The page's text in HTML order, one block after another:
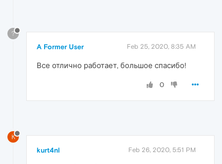
?
A Former User Feb 25, 2020, 8:35 AM
Все отлично работает, большое спасибо!
0
K
kurt4nl Feb 26, 2020, 5:51 PM